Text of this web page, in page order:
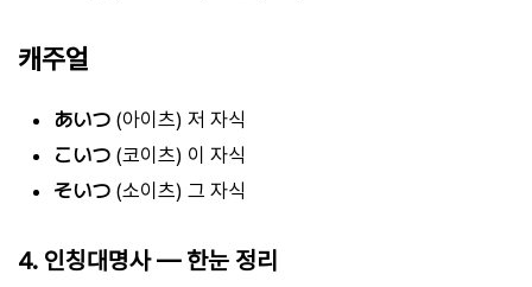
캐주얼
あいつ (아이츠) 저 자식
こいつ (코이츠) 이 자식
そいつ (소이츠) 그 자식
4. 인칭대명사 — 한눈 정리